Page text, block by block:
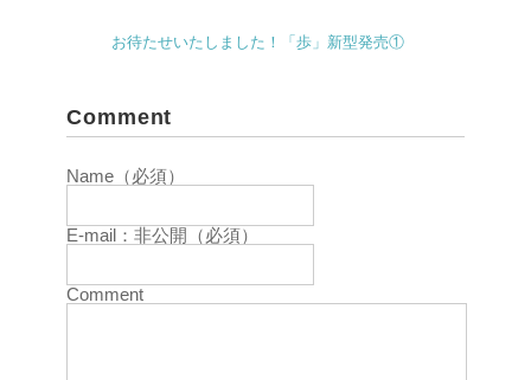
お待たせいたしました！「歩」新型発売①
Comment
Name（必須）
E-mail：非公開（必須）
Comment